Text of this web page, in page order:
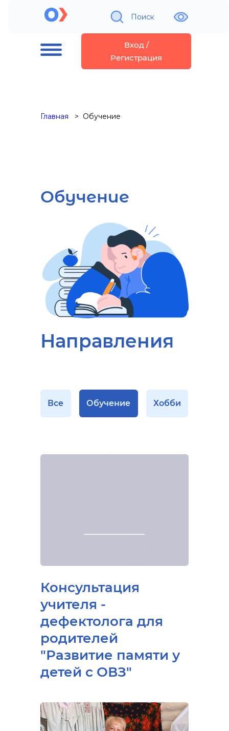
Поиск
Вход /
Регистрация
Главная Обучение
Обучение
Направления
Все Обучение Хобби
Консультация
учителя -
дефектолога для
родителей
"Развитие памяти у
детей с ОВЗ"